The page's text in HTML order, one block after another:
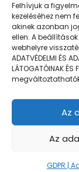
Felhívjuk a
kezeléséhez nem
akinek azonban
ellen. A
webhelyre
ADATVÉDELMI ÉS
LÁTOGATÓINAK
Az
Az
GDPR |
Navigáció
Táboringer
Egyveleg
GDPR |